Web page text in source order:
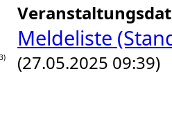
Meldeliste
(27.05.2025 09:39)